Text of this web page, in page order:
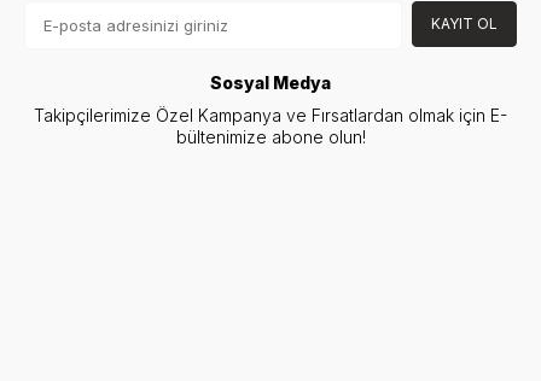
KAYIT OL
Sosyal Medya
Takipçilerimize Özel Kampanya ve Fırsatlardan olmak için E-
bültenimize abone olun!